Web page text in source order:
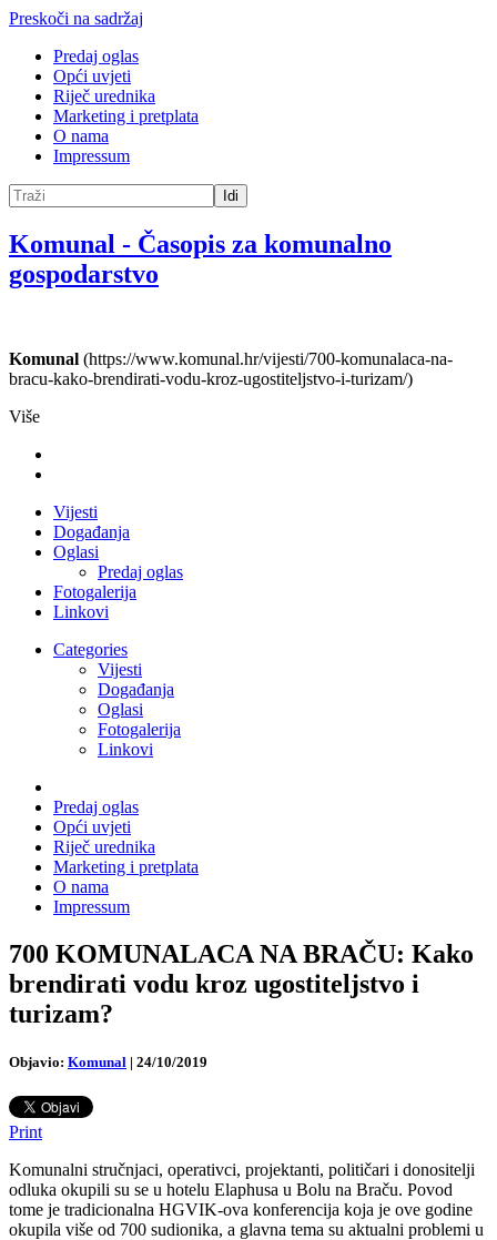
Preskoči na sadržaj
Predaj oglas
Opći uvjeti
Riječ urednika
Marketing i pretplata
O nama
Impressum
Idi
Komunal - Časopis za komunalno
gospodarstvo
Komunal (https://www.komunal.hr/vijesti/700-komunalaca-na-
bracu-kako-brendirati-vodu-kroz-ugostiteljstvo-i-turizam/)
Više
Vijesti
Događanja
Oglasi
Predaj oglas
Fotogalerija
Linkovi
Categories
Vijesti
Događanja
Oglasi
Fotogalerija
Linkovi
Predaj oglas
Opći uvjeti
Riječ urednika
Marketing i pretplata
O nama
Impressum
700 KOMUNALACA NA BRAČU: Kako
brendirati vodu kroz ugostiteljstvo i
turizam?
Objavio: Komunal | 24/10/2019
Print
Komunalni stručnjaci, operativci, projektanti, političari i donositelji
odluka okupili su se u hotelu Elaphusa u Bolu na Braču. Povod
tome je tradicionalna HGVIK-ova konferencija koja je ove godine
okupila više od 700 sudionika, a glavna tema su aktualni problemi u